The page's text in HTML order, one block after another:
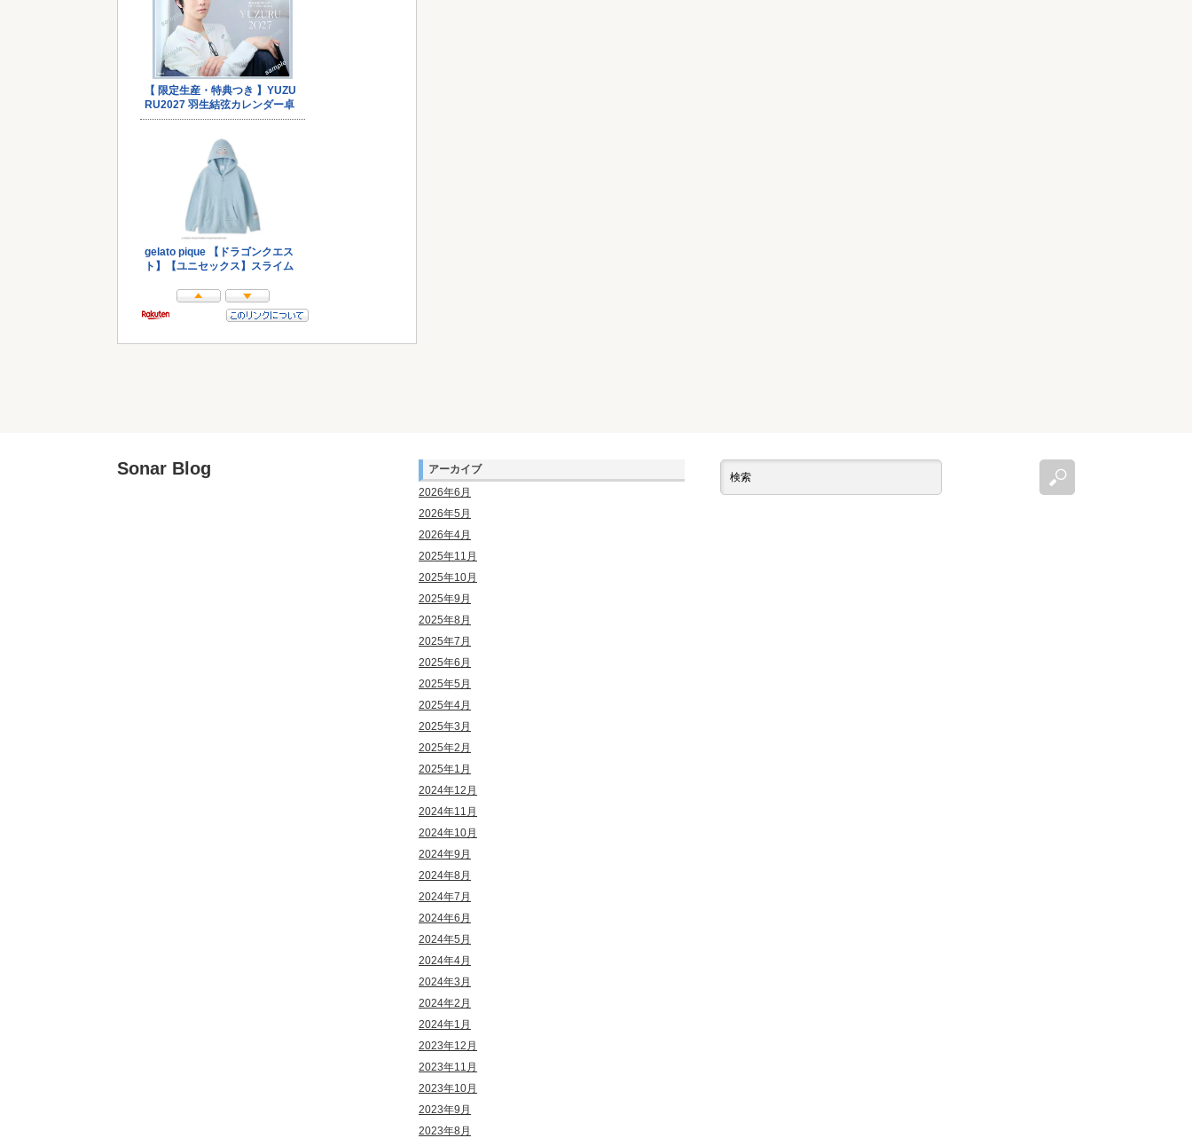
Sonar Blog
アーカイブ
2026年6月
2026年5月
2026年4月
2025年11月
2025年10月
2025年9月
2025年8月
2025年7月
2025年6月
2025年5月
2025年4月
2025年3月
2025年2月
2025年1月
2024年12月
2024年11月
2024年10月
2024年9月
2024年8月
2024年7月
2024年6月
2024年5月
2024年4月
2024年3月
2024年2月
2024年1月
2023年12月
2023年11月
2023年10月
2023年9月
2023年8月